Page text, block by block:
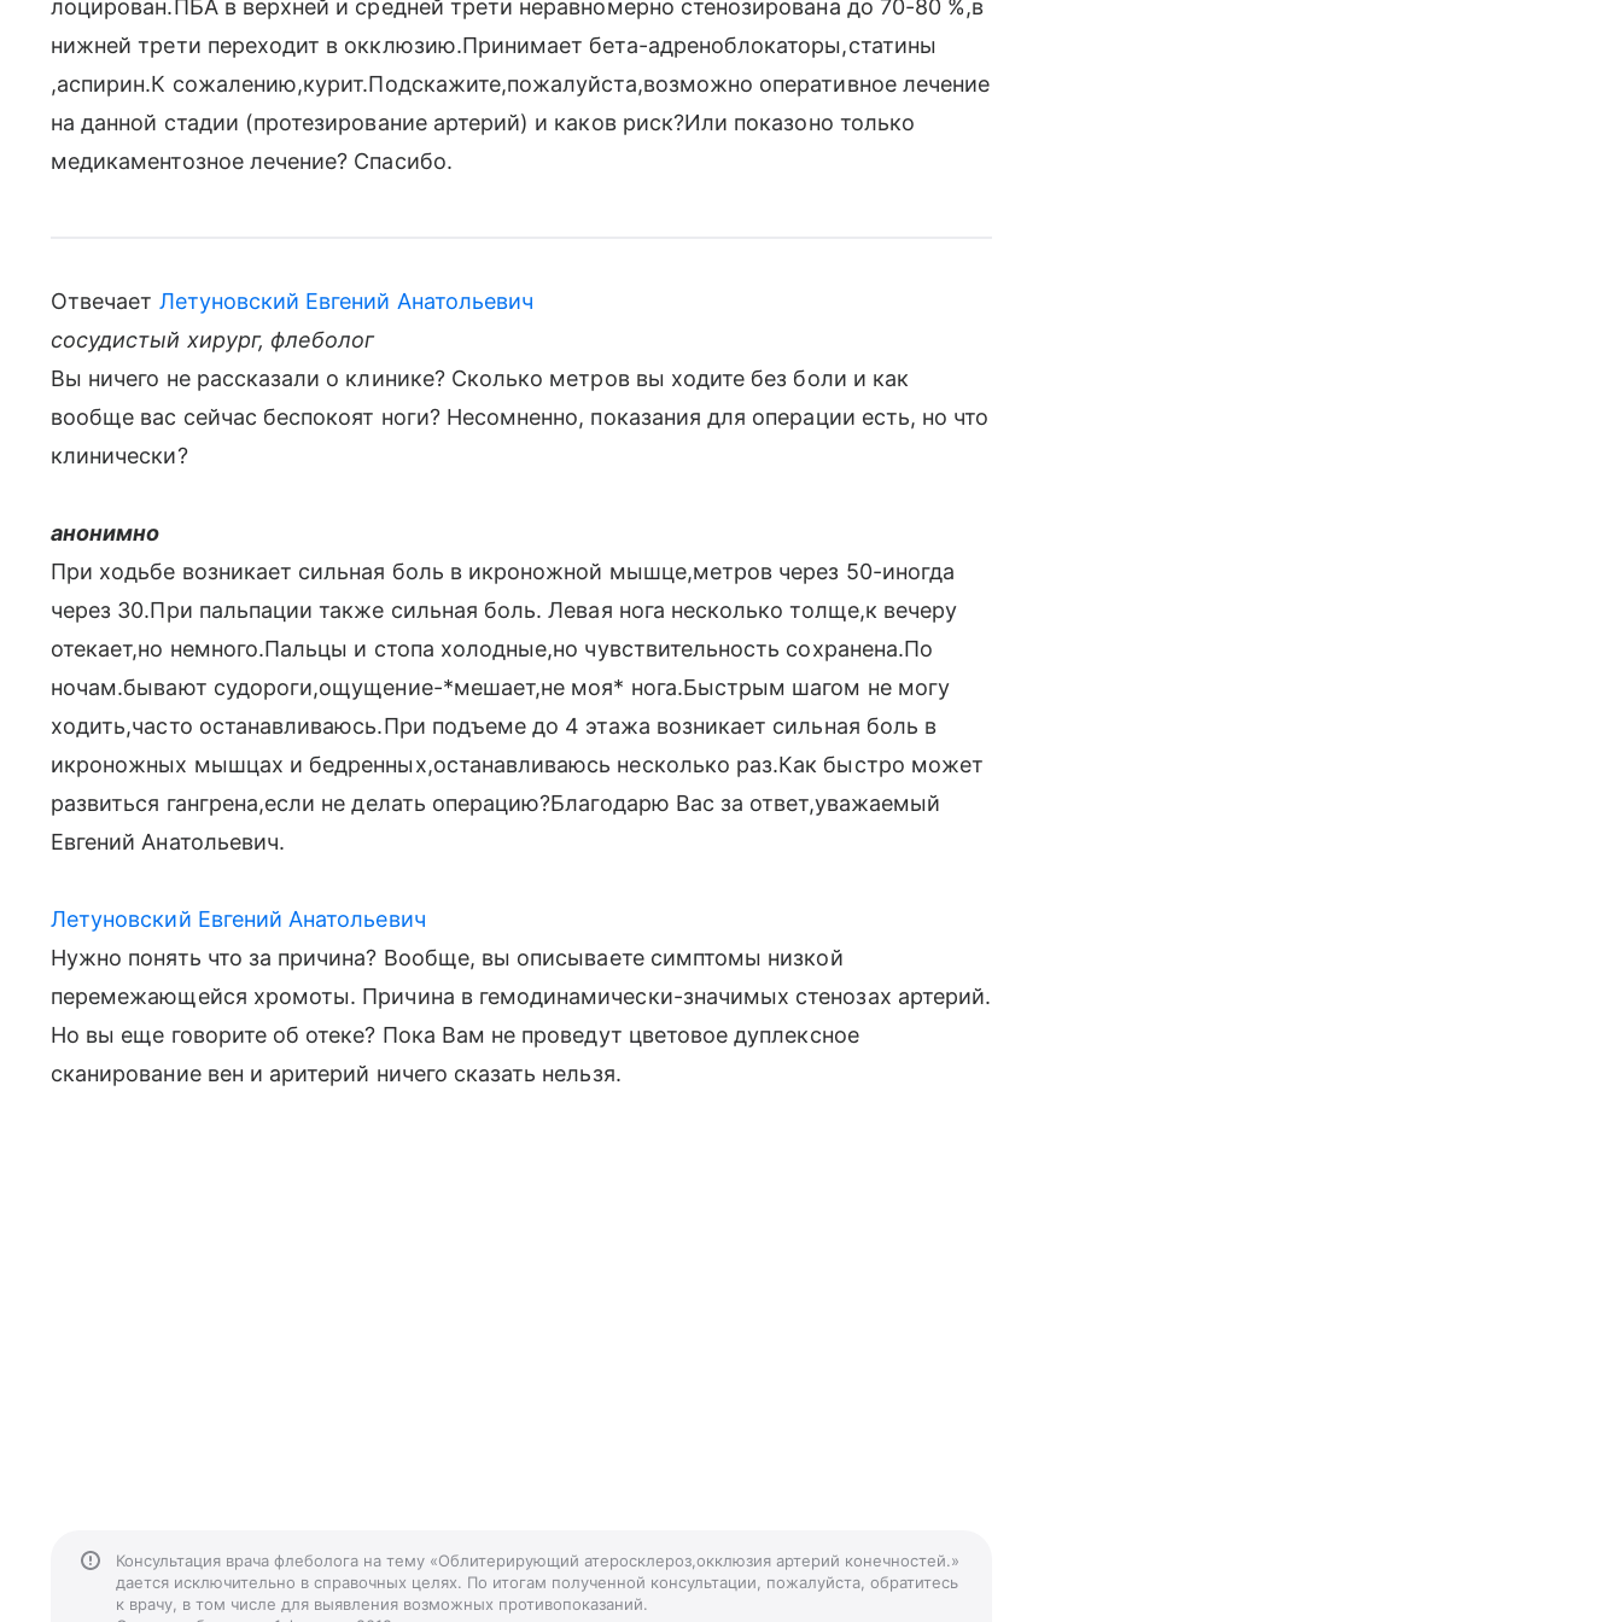
лоцирован.ПБА в верхней и средней трети неравномерно стенозирована до 70-80 %,в
нижней трети переходит в окклюзию.Принимает бета-адреноблокаторы,статины
,аспирин.К сожалению,курит.Подскажите,пожалуйста,возможно оперативное лечение
на данной стадии (протезирование артерий) и каков риск?Или показоно только
медикаментозное лечение? Спасибо.
Отвечает Летуновский Евгений Анатольевич
сосудистый хирург, флеболог
Вы ничего не рассказали о клинике? Сколько метров вы ходите без боли и как
вообще вас сейчас беспокоят ноги? Несомненно, показания для операции есть, но что
клинически?
анонимно
При ходьбе возникает сильная боль в икроножной мышце,метров через 50-иногда
через 30.При пальпации также сильная боль. Левая нога несколько толще,к вечеру
отекает,но немного.Пальцы и стопа холодные,но чувствительность сохранена.По
ночам.бывают судороги,ощущение-*мешает,не моя* нога.Быстрым шагом не могу
ходить,часто останавливаюсь.При подъеме до 4 этажа возникает сильная боль в
икроножных мышцах и бедренных,останавливаюсь несколько раз.Как быстро может
развиться гангрена,если не делать операцию?Благодарю Вас за ответ,уважаемый
Евгений Анатольевич.
Летуновский Евгений Анатольевич
Нужно понять что за причина? Вообще, вы описываете симптомы низкой
перемежающейся хромоты. Причина в гемодинамически-значимых стенозах артерий.
Но вы еще говорите об отеке? Пока Вам не проведут цветовое дуплексное
сканирование вен и аритерий ничего сказать нельзя.
Консультация врача флеболога на тему «Облитерирующий атеросклероз,окклюзия артерий конечностей.»
дается исключительно в справочных целях. По итогам полученной консультации, пожалуйста, обратитесь
к врачу, в том числе для выявления возможных противопоказаний.